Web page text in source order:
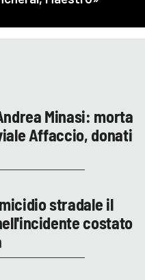
Minasi: morta
Affaccio, donati
stradale il
costato